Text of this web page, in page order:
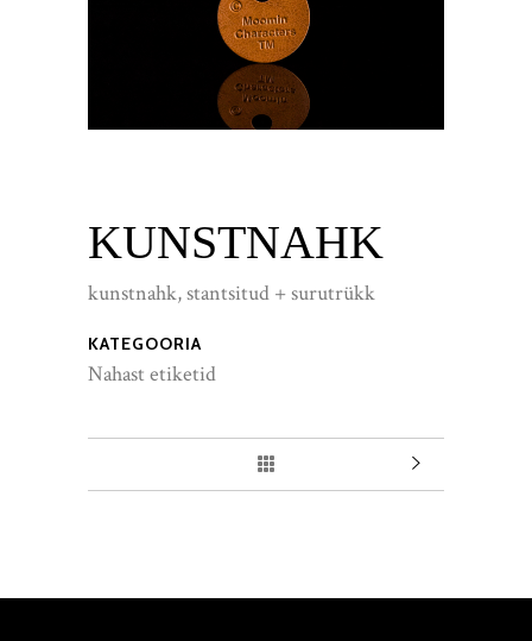
KUNSTNAHK
kunstnahk, stantsitud + surutrükk
KATEGOORIA
Nahast etiketid